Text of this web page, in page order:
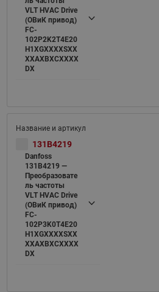
VLT HVAC Drive
(ОВиК привод)
FC-
102P2K2T4E20
H1XGXXXXSXX
XXAXBXCXXXX
DX
131B4219
Danfoss
131B4219 —
Преобразовате
ль частоты
VLT HVAC Drive
(ОВиК привод)
FC-
102P3K0T4E20
H1XGXXXXSXX
XXAXBXCXXXX
DX